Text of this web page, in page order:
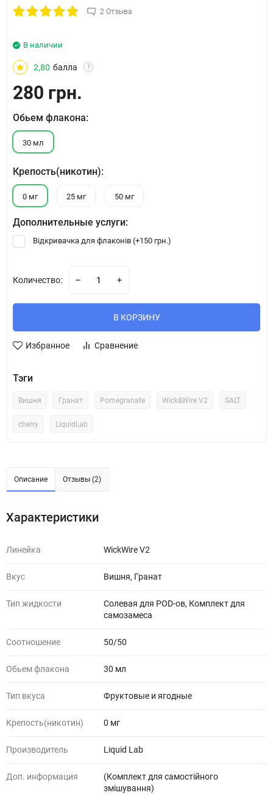
2 Отзыва
В наличии
2,80 балла ?
280 грн.
Обьем флакона:
30 мл
Крепость(никотин):
0 мг 25 мг 50 мг
Дополнительные услуги:
Відкривачка для флаконів (+150 грн.)
Количество:
В КОРЗИНУ
Избранное Сравнение
Тэги
Вишня Гранат Pomegranate Wick&Wire V2 SALT
cherry LiquidLab
Описание Отзывы (2)
Характеристики
Линейка WickWire V2
Вкус Вишня, Гранат
Тип жидкости
Солевая для POD-ов, Комплект для
самозамеса
Соотношение 50/50
Обьем флакона 30 мл
Тип вкуса Фруктовые и ягодные
Крепость(никотин) 0 мг
Производитель Liquid Lab
Доп. информация
(Комплект для самостійного
змішування)